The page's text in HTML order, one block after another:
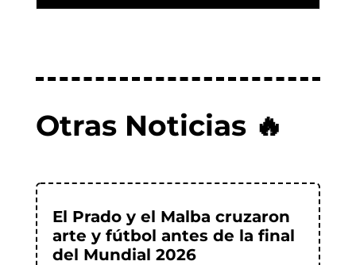
Otras Noticias 🔥
El Prado y el Malba cruzaron
arte y fútbol antes de la final
del Mundial 2026